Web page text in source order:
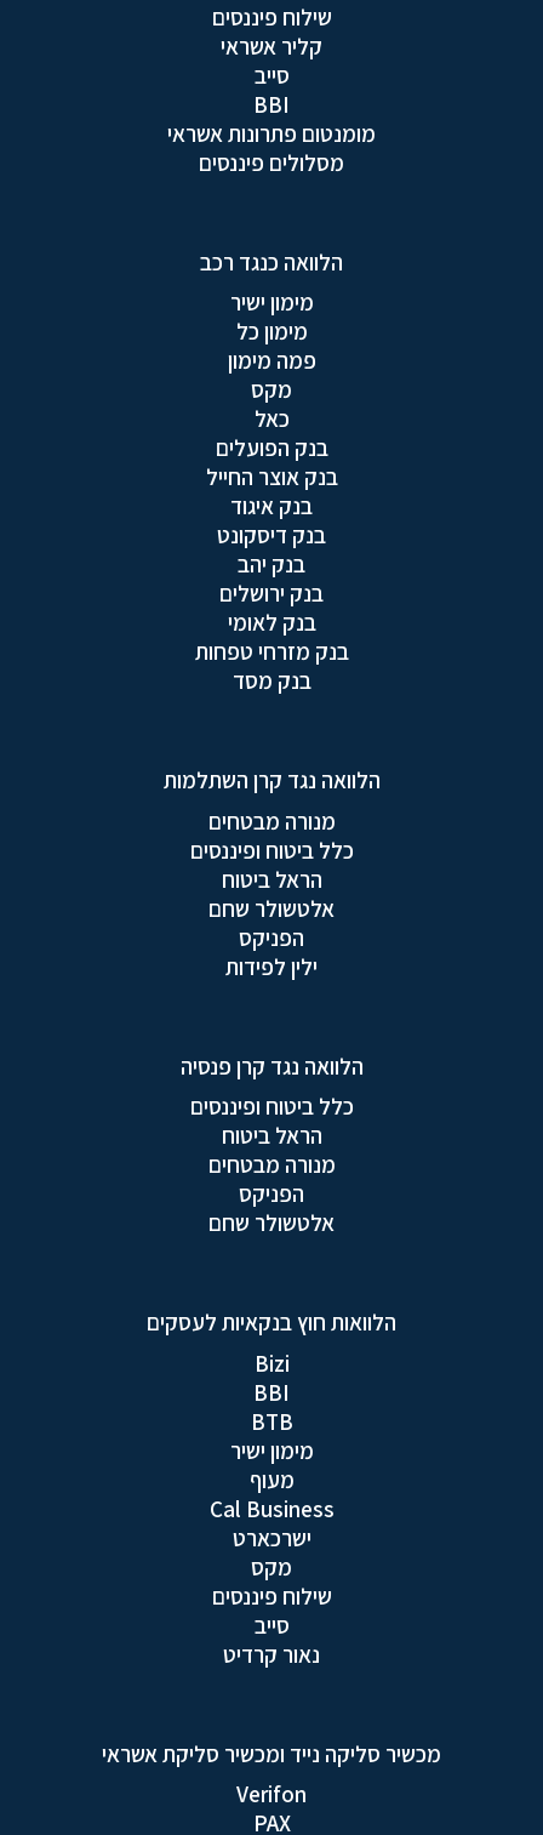
שילוח פיננסים
קליר אשראי
סייב
BBI
מומנטום פתרונות אשראי
מסלולים פיננסים
הלוואה כנגד רכב
מימון ישיר
מימון כל
פמה מימון
מקס
כאל
בנק הפועלים
בנק אוצר החייל
בנק איגוד
בנק דיסקונט
בנק יהב
בנק ירושלים
בנק לאומי
בנק מזרחי טפחות
בנק מסד
הלוואה נגד קרן השתלמות
מנורה מבטחים
כלל ביטוח ופיננסים
הראל ביטוח
אלטשולר שחם
הפניקס
ילין לפידות
הלוואה נגד קרן פנסיה
כלל ביטוח ופיננסים
הראל ביטוח
מנורה מבטחים
הפניקס
אלטשולר שחם
הלוואות חוץ בנקאיות לעסקים
Bizi
BBI
BTB
מימון ישיר
מעוף
Cal Business
ישרכארט
מקס
שילוח פיננסים
סייב
נאור קרדיט
מכשיר סליקה נייד ומכשיר סליקת אשראי
Verifon
PAX